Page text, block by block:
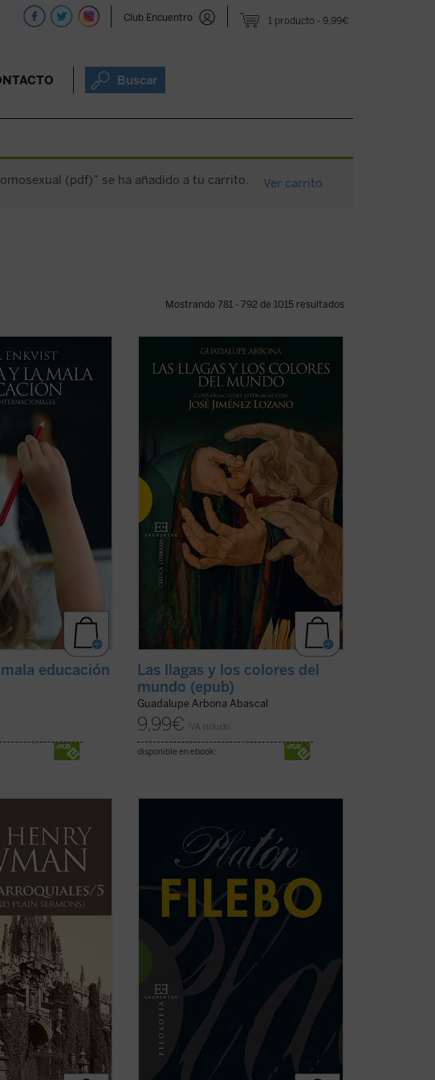
1 producto 9,99€
Club Encuentro
Buscar
(pdf)” se ha añadido a tu carrito. Ver carrito
Mostrando 781 - 792 de 1015 resultados
el propósito de
la buena calidad
diversos sistemas
buenos como con
muestran las
el modelo educativo
ficha)
educación
Digamos que como un retazo de vida
humana con el que me encuentro, y en el
que me siento involucrado. Lo que he
acontece a mí también. Si lo cuento
como debe ser, ...
(ver ficha)
Las llagas y los colores del
mundo (epub)
Guadalupe Arbona Abascal
9,99€ IVA incluido
disponible en ebook:
losSermones
predicados en su
1838-1840. Este
que acabaron
a la ...(ver ficha)
creamos que es su tema principal, Platón
presenta de un modo minucioso su
doctrina del placer; en particular, del
placer corporal. La finura analítica de la
que hace gala en este diálogo tardío le ...